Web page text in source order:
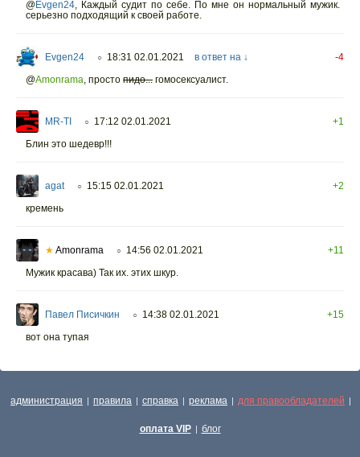
@Evgen24, Каждый судит по себе. По мне он нормальный мужик.
серьезно подходящий к своей работе.
Evgen24 ○ 18:31 02.01.2021 в ответ на ↓
-4
@Amonrama, просто пидо... гомосексуалист.
MR-TI ○ 17:12 02.01.2021
+1
Блин это шедевр!!!
agat ○ 15:15 02.01.2021
+2
кремень
★ Amonrama ○ 14:56 02.01.2021
+11
Мужик красава) Так их. этих шкур.
Павел Писичкин ○ 14:38 02.01.2021
+15
вот она тупая
администрация | правила | справка | реклама | для правообладателей |
оплата VIP | блог